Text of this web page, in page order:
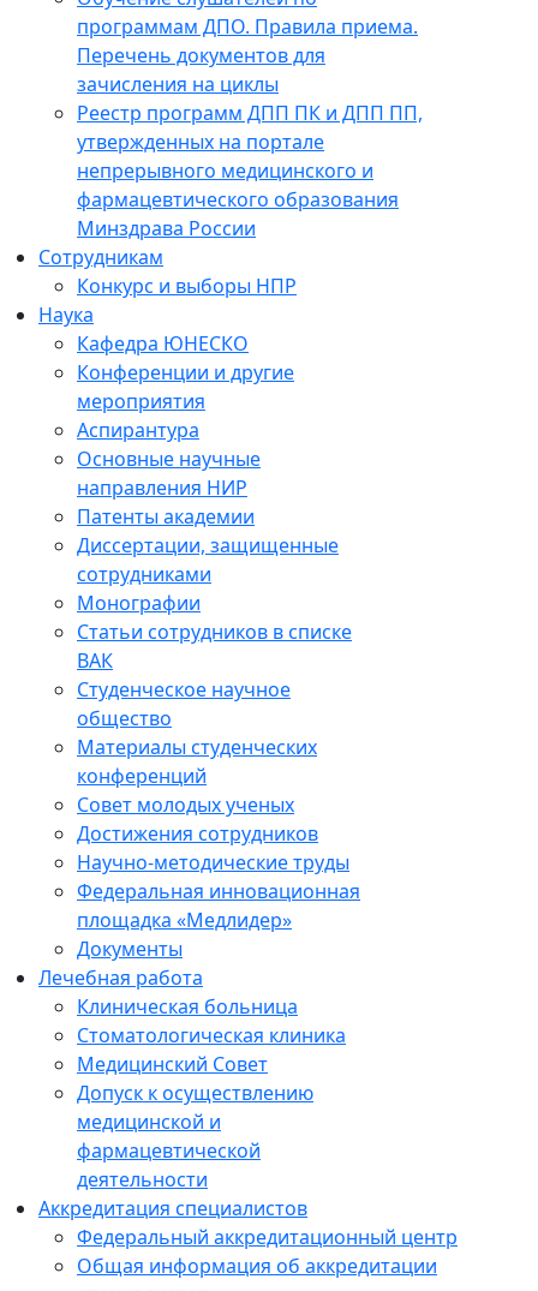
программам ДПО. Правила приема.
Перечень документов для
зачисления на циклы
Реестр программ ДПП ПК и ДПП ПП,
утвержденных на портале
непрерывного медицинского и
фармацевтического образования
Минздрава России
Сотрудникам
Конкурс и выборы НПР
Наука
Кафедра ЮНЕСКО
Конференции и другие
мероприятия
Аспирантура
Основные научные
направления НИР
Патенты академии
Диссертации, защищенные
сотрудниками
Монографии
Статьи сотрудников в списке
ВАК
Студенческое научное
общество
Материалы студенческих
конференций
Совет молодых ученых
Достижения сотрудников
Научно-методические труды
Федеральная инновационная
площадка «Медлидер»
Документы
Лечебная работа
Клиническая больница
Стоматологическая клиника
Медицинский Совет
Допуск к осуществлению
медицинской и
фармацевтической
деятельности
Аккредитация специалистов
Федеральный аккредитационный центр
Общая информация об аккредитации